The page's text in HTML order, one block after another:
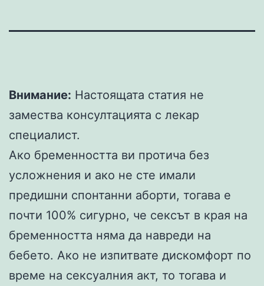
Внимание: Настоящата статия не
замества консултацията с лекар
специалист.
Ако бременността ви протича без
усложнения и ако не сте имали
предишни спонтанни аборти, тогава е
почти 100% сигурно, че сексът в края на
бременността няма да навреди на
бебето. Ако не изпитвате дискомфорт по
време на сексуалния акт, то тогава и